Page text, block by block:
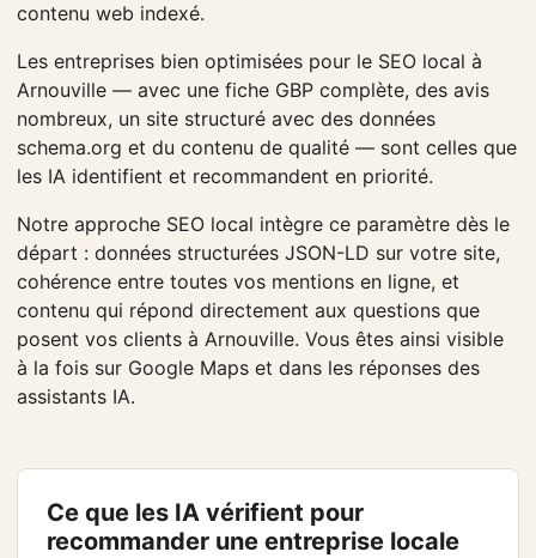
contenu web indexé.
Les entreprises bien optimisées pour le SEO local à
Arnouville — avec une fiche GBP complète, des avis
nombreux, un site structuré avec des données
schema.org et du contenu de qualité — sont celles que
les IA identifient et recommandent en priorité.
Notre approche SEO local intègre ce paramètre dès le
départ : données structurées JSON-LD sur votre site,
cohérence entre toutes vos mentions en ligne, et
contenu qui répond directement aux questions que
posent vos clients à Arnouville. Vous êtes ainsi visible
à la fois sur Google Maps et dans les réponses des
assistants IA.
Ce que les IA vérifient pour
recommander une entreprise locale